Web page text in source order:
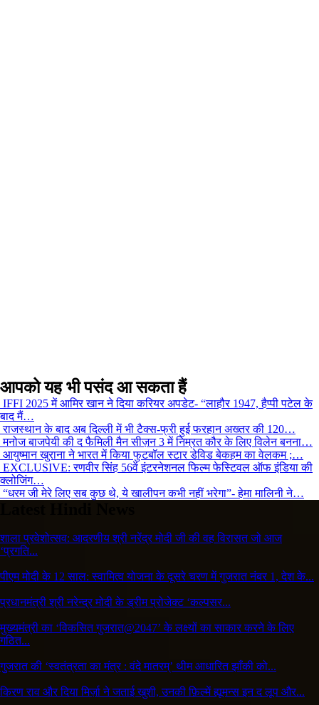
आपको यह भी पसंद आ सकता हैं
IFFI 2025 में आमिर खान ने दिया करियर अपडेट- “लाहौर 1947, हैप्पी पटेल के
बाद मैं…
राजस्थान के बाद अब दिल्ली में भी टैक्स-फ्री हुई फरहान अख्तर की 120…
मनोज बाजपेयी की द फैमिली मैन सीज़न 3 में निम्रत कौर के लिए विलेन बनना…
आयुष्मान खुराना ने भारत में किया फुटबॉल स्टार डेविड बेकहम का वेलकम ;…
EXCLUSIVE: रणवीर सिंह 56वें इंटरनेशनल फिल्म फेस्टिवल ऑफ इंडिया की
क्लोजिंग…
“धरम जी मेरे लिए सब कुछ थे, ये खालीपन कभी नहीं भरेगा”- हेमा मालिनी ने…
शाला प्रवेशोत्सव: आदरणीय श्री नरेंद्र मोदी जी की वह विरासत जो आज
‘प्रगति...
पीएम मोदी के 12 साल: स्वामित्व योजना के दूसरे चरण में गुजरात नंबर 1, देश के...
प्रधानमंत्री श्री नरेन्द्र मोदी के ड्रीम प्रोजेक्ट ‘कल्पसर...
मुख्यमंत्री का ‘विकसित गुजरात@2047’ के लक्ष्यों का साकार करने के लिए
गठित...
गुजरात की ‘स्वतंत्रता का मंत्र : वंदे मातरम्’ थीम आधारित झाँकी को...
किरण राव और दिया मिर्ज़ा ने जताई खुशी, उनकी फ़िल्में ह्यूमन्स इन द लूप और...